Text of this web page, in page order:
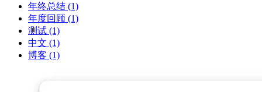
年终总结 (1)
年度回顾 (1)
测试 (1)
中文 (1)
博客 (1)